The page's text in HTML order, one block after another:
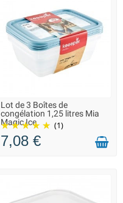
LIVRAISON 2 À 3 JOURS
Lot de 3 Boîtes de
congélation 1,25 litres Mia
Magic Ice
(1)
7,08 €